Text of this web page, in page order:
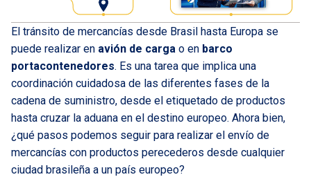
El tránsito de mercancías desde Brasil hasta Europa se
puede realizar en avión de carga o en barco
portacontenedores. Es una tarea que implica una
coordinación cuidadosa de las diferentes fases de la
cadena de suministro, desde el etiquetado de productos
hasta cruzar la aduana en el destino europeo. Ahora bien,
¿qué pasos podemos seguir para realizar el envío de
mercancías con productos perecederos desde cualquier
ciudad brasileña a un país europeo?